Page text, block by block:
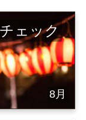
ェック
8月